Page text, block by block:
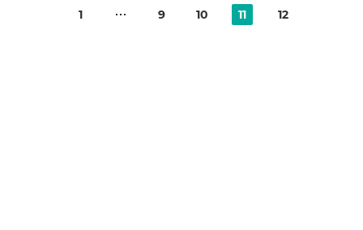
1 9 10 11 12